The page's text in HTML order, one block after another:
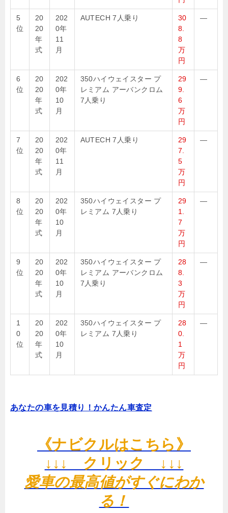
5
位
20
20
年
式
202
0年
11
月
AUTECH 7人乗り
30
8.
8
万
円
—
6
位
20
20
年
式
202
0年
10
月
350ハイウェイスター プ
レミアム アーバンクロム
7人乗り
29
9.
6
万
円
—
7
位
20
20
年
式
202
0年
11
月
AUTECH 7人乗り
29
7.
5
万
円
—
8
位
20
20
年
式
202
0年
10
月
350ハイウェイスター プ
レミアム 7人乗り
29
1.
7
万
円
—
9
位
20
20
年
式
202
0年
10
月
350ハイウェイスター プ
レミアム アーバンクロム
7人乗り
28
8.
3
万
円
—
1
0
位
20
20
年
式
202
0年
10
月
350ハイウェイスター プ
レミアム 7人乗り
28
0.
1
万
円
—
あなたの車を見積り！かんたん車査定
《ナビクルはこちら》
↓↓↓ クリック ↓↓↓
愛車の最高値がすぐにわか
る！